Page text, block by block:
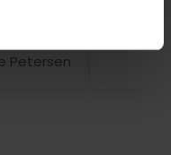
Petersen